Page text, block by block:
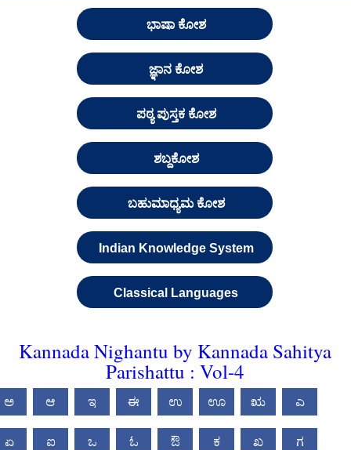
ಭಾಷಾ ಕೋಶ
ಜ್ಞಾನ ಕೋಶ
ಪಠ್ಯ ಪುಸ್ತಕ ಕೋಶ
ಶಬ್ದಕೋಶ
ಬಹುಮಾಧ್ಯಮ ಕೋಶ
Indian Knowledge System
Classical Languages
Kannada Nighantu by Kannada Sahitya
Parishattu : Vol-4
ಅ ಆ ಇ ಈ ಉ ಊ ಋ ಎ
ಏ ಐ ಒ ಓ ಔ ಕ ಖ ಗ